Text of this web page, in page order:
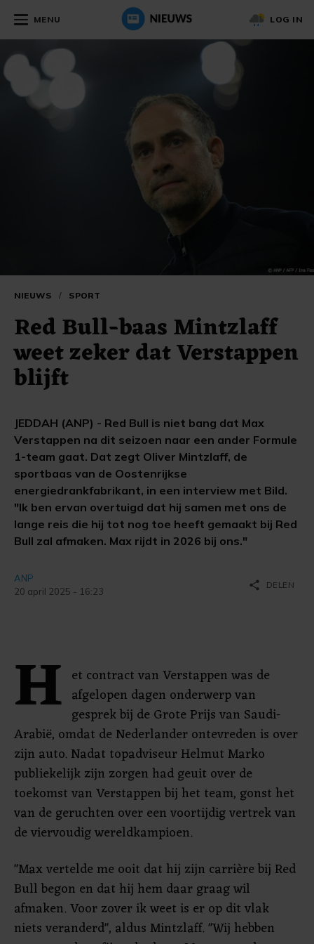
MENU LOG IN
NIEUWS / SPORT
Red Bull-baas Mintzlaff
weet zeker dat Verstappen
blijft
JEDDAH (ANP) - Red Bull is niet bang dat Max
Verstappen na dit seizoen naar een ander Formule
1-team gaat. Dat zegt Oliver Mintzlaff, de
sportbaas van de Oostenrijkse
energiedrankfabrikant, in een interview met Bild.
"Ik ben ervan overtuigd dat hij samen met ons de
lange reis die hij tot nog toe heeft gemaakt bij Red
Bull zal afmaken. Max rijdt in 2026 bij ons."
ANP
20 april 2025 - 16:23
share DELEN
H et contract van Verstappen was de
afgelopen dagen onderwerp van
gesprek bij de Grote Prijs van Saudi-
Arabië, omdat de Nederlander ontevreden is over
zijn auto. Nadat topadviseur Helmut Marko
publiekelijk zijn zorgen had geuit over de
toekomst van Verstappen bij het team, gonst het
van de geruchten over een voortijdig vertrek van
de viervoudig wereldkampioen.
"Max vertelde me ooit dat hij zijn carrière bij Red
Bull begon en dat hij hem daar graag wil
afmaken. Voor zover ik weet is er op dit vlak
niets veranderd", aldus Mintzlaff. "Wij hebben